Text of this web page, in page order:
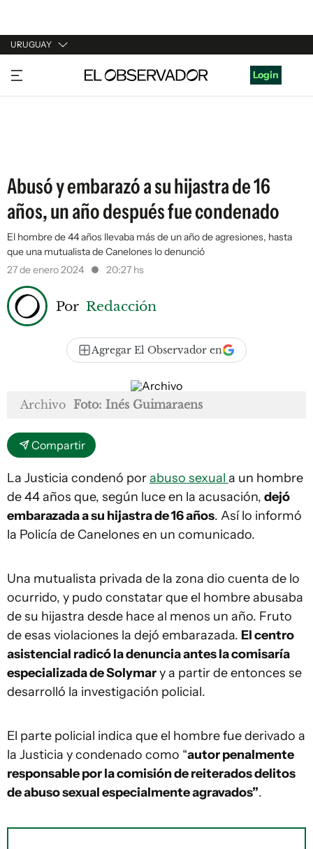
URUGUAY
URUGUAY
ARGENTINA
Login
Abusó y embarazó a su hijastra de 16
años, un año después fue condenado
El hombre de 44 años llevaba más de un año de agresiones, hasta
que una mutualista de Canelones lo denunció
27 de enero 2024
20:27 hs
Por Redacción
Agregar El Observador en
Archivo Foto: Inés Guimaraens
Compartir
La Justicia condenó porabuso sexual a un hombre
de 44 años que, según luce en la acusación, dejó
embarazada a su hijastra de 16 años. Así lo informó
la Policía de Canelones en un comunicado.
Una mutualista privada de la zona dio cuenta de lo
ocurrido, y pudo constatar que el hombre abusaba
de su hijastra desde hace al menos un año. Fruto
de esas violaciones la dejó embarazada. El centro
asistencial radicó la denuncia antes la comisaría
especializada de Solymary a partir de entonces se
desarrolló la investigación policial.
El parte policial indica que el hombre fue derivado a
la Justicia y condenado como “autor penalmente
responsable por la comisión de reiterados delitos
de abuso sexual especialmente agravados”.